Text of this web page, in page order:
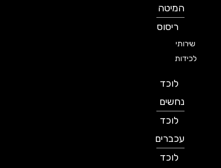
המיטה
ריסוס
שירותי
לכידות
לוכד
נחשים
לוכד
עכברים
לוכד